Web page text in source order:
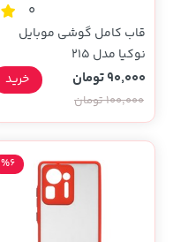
0
قاب کامل گوشی موبایل
نوکیا مدل 215
90,000 تومان
100,000 تومان
خرید
%6